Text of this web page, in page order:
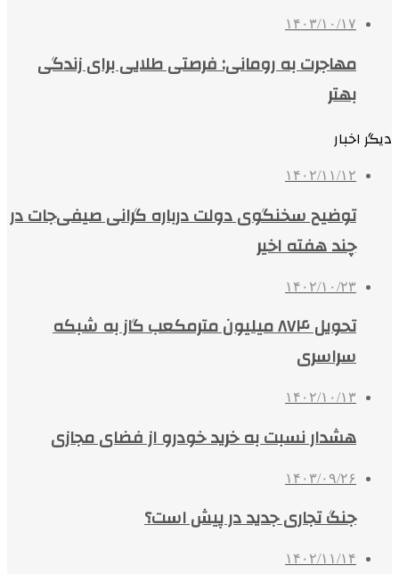
۱۴۰۳/۱۰/۱۷
مهاجرت به رومانی: فرصتی طلایی برای زندگی
بهتر
دیگر اخبار
۱۴۰۲/۱۱/۱۲
توضیح سخنگوی دولت درباره گرانی صیفی‌جات در
چند هفته اخیر
۱۴۰۲/۱۰/۲۳
تحویل ۸۷۴ میلیون مترمکعب گاز به شبکه
سراسری
۱۴۰۲/۱۰/۱۳
هشدار نسبت به خرید خودرو از فضای مجازی
۱۴۰۳/۰۹/۲۶
جنگ تجاری جدید در پیش است؟
۱۴۰۲/۱۱/۱۴